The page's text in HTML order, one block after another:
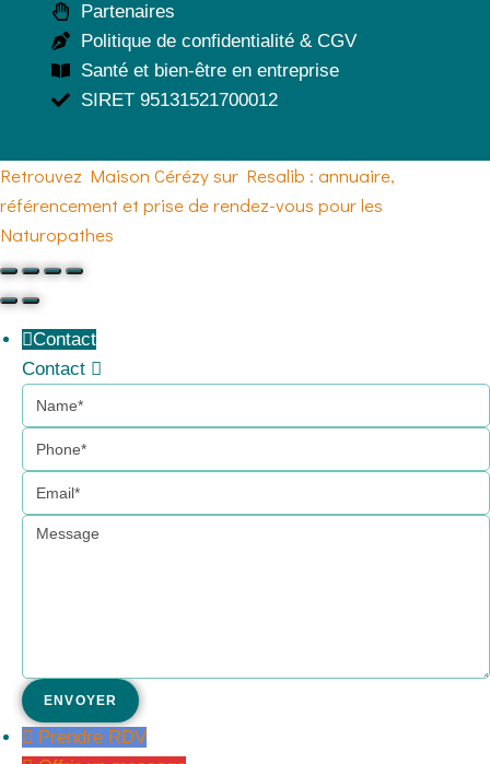
Partenaires
Politique de confidentialité & CGV
Santé et bien-être en entreprise
SIRET 95131521700012
Retrouvez Maison Cérézy sur Resalib : annuaire,
référencement et prise de rendez-vous pour les
Naturopathes
Contact
Contact
Name
Phone
Email
Message
Prendre RDV